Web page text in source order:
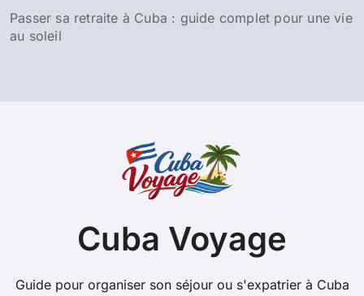
Passer sa retraite à Cuba : guide complet pour une vie
au soleil
Cuba Voyage
Guide pour organiser son séjour ou s'expatrier à Cuba